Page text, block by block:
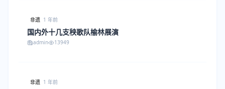
非遗 1 年前
国内外十几支秧歌队榆林展演
admin 13949
非遗 1 年前